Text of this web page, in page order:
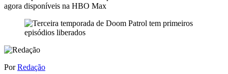
agora disponíveis na HBO Max
PorRedação